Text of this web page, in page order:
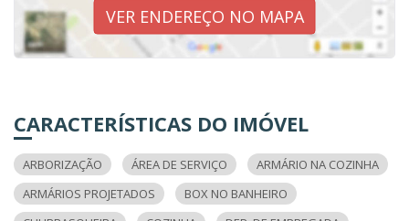
VER ENDEREÇO NO MAPA
CARACTERÍSTICAS DO IMÓVEL
ARBORIZAÇÃO ÁREA DE SERVIÇO
ARMÁRIO NA COZINHA
ARMÁRIOS PROJETADOS
BOX NO BANHEIRO